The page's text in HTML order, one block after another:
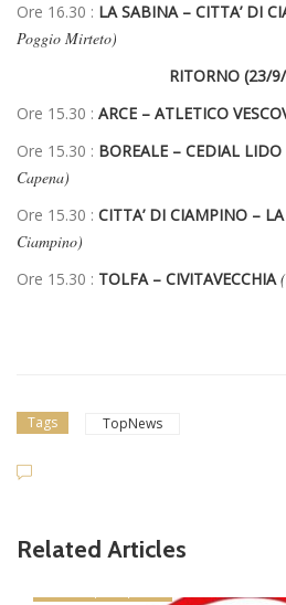
Ore 16.30 : LA SABINA – CITTA’ DI
Poggio Mirteto)
RITORNO (23/
Ore 15.30 : ARCE – ATLETICO
Ore 15.30 : BOREALE – CEDIAL
Capena)
Ore 15.30 : CITTA’ DI CIAMPINO –
Ciampino)
Ore 15.30 : TOLFA – CIVITAVECCHIA
Tags TopNews
Related Articles